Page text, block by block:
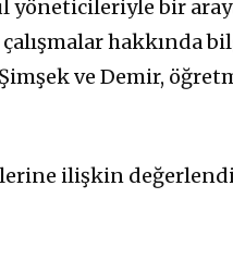
yöneticileriyle bir
hakkında
ve Demir,
ilişkin